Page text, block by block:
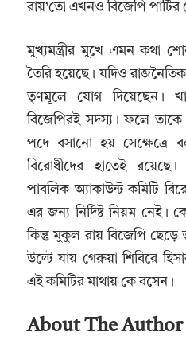
রায়’তো এখনও বিজেপি পার্টির
মুখ্যমন্ত্রীর মুখে এমন কথা
তৈরি হয়েছে। যদিও
তৃণমূলে যোগ দিয়েছেন।
বিজেপিরই সদস্য। ফলে তাকে
পদে বসানো হয় সেক্ষেত্রে
বিরোধীদের হাতেই রয়েছে।
পাবলিক অ্যাকাউন্ট কমিটি
এর জন্য নির্দিষ্ট নিয়ম নেই।
কিন্তু মুকুল রায় বিজেপি
উল্টে যায় গেরুয়া শিবিরে
এই কমিটির মাথায় কে বসেন।
About The Author